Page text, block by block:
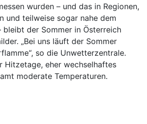
wurden – und das in Regionen,
und teilweise sogar nahe dem
bleibt der Sommer in Österreich
„Bei uns läuft der Sommer
so die Unwetterzentrale.
Hitzetage, eher wechselhaftes
moderate Temperaturen.